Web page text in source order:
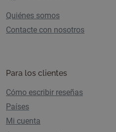
Quiénes somos
Contacte con nosotros
Para los clientes
Cómo escribir reseñas
Países
Mi cuenta